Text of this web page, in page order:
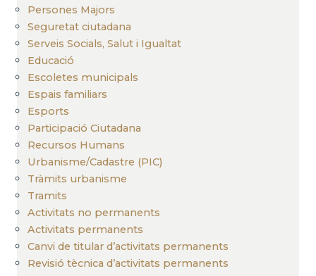
Persones Majors
Seguretat ciutadana
Serveis Socials, Salut i Igualtat
Educació
Escoletes municipals
Espais familiars
Esports
Participació Ciutadana
Recursos Humans
Urbanisme/Cadastre (PIC)
Tràmits urbanisme
Tramits
Activitats no permanents
Activitats permanents
Canvi de titular d’activitats permanents
Revisió tècnica d’activitats permanents